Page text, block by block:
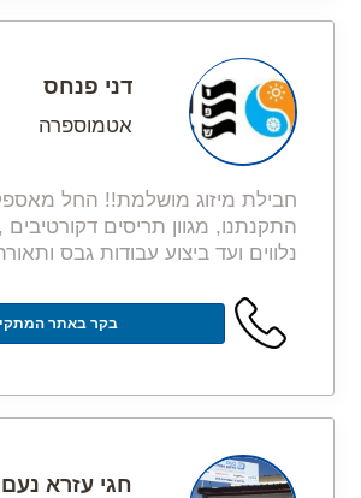
דני פנחס
אטמוספרה
חבילת מיזוג מושלמת!! החל
התקנתנו, מגוון תריסים דקורטיבים
נלווים ועד ביצוע עבודות גבס
בקר באתר
חגי עזרא נעם